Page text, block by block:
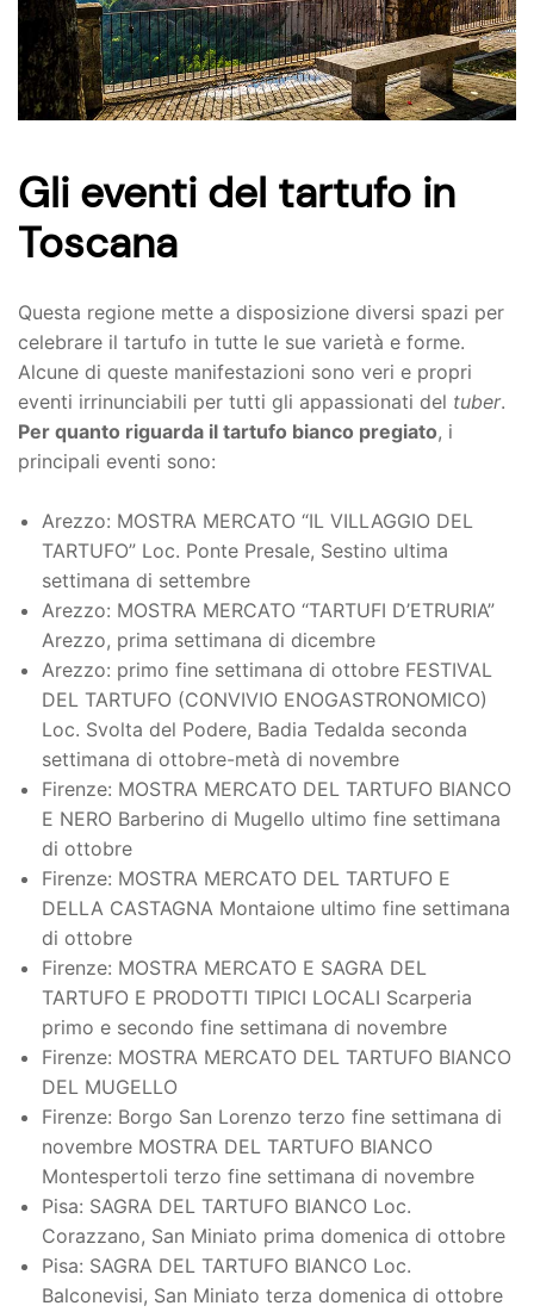
Gli eventi del tartufo in
Toscana
Questa regione mette a disposizione diversi spazi per
celebrare il tartufo in tutte le sue varietà e forme.
Alcune di queste manifestazioni sono veri e propri
eventi irrinunciabili per tutti gli appassionati del tuber.
Per quanto riguarda il tartufo bianco pregiato, i
principali eventi sono:
Arezzo: MOSTRA MERCATO “IL VILLAGGIO DEL
TARTUFO” Loc. Ponte Presale, Sestino ultima
settimana di settembre
Arezzo: MOSTRA MERCATO “TARTUFI D’ETRURIA”
Arezzo, prima settimana di dicembre
Arezzo: primo fine settimana di ottobre FESTIVAL
DEL TARTUFO (CONVIVIO ENOGASTRONOMICO)
Loc. Svolta del Podere, Badia Tedalda seconda
settimana di ottobre-metà di novembre
Firenze: MOSTRA MERCATO DEL TARTUFO BIANCO
E NERO Barberino di Mugello ultimo fine settimana
di ottobre
Firenze: MOSTRA MERCATO DEL TARTUFO E
DELLA CASTAGNA Montaione ultimo fine settimana
di ottobre
Firenze: MOSTRA MERCATO E SAGRA DEL
TARTUFO E PRODOTTI TIPICI LOCALI Scarperia
primo e secondo fine settimana di novembre
Firenze: MOSTRA MERCATO DEL TARTUFO BIANCO
DEL MUGELLO
Firenze: Borgo San Lorenzo terzo fine settimana di
novembre MOSTRA DEL TARTUFO BIANCO
Montespertoli terzo fine settimana di novembre
Pisa: SAGRA DEL TARTUFO BIANCO Loc.
Corazzano, San Miniato prima domenica di ottobre
Pisa: SAGRA DEL TARTUFO BIANCO Loc.
Balconevisi, San Miniato terza domenica di ottobre